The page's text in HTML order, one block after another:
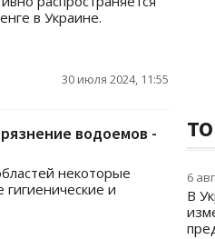
в Украине.
30 июля 2024, 11:55
водоемов -
некоторые
и
6
В